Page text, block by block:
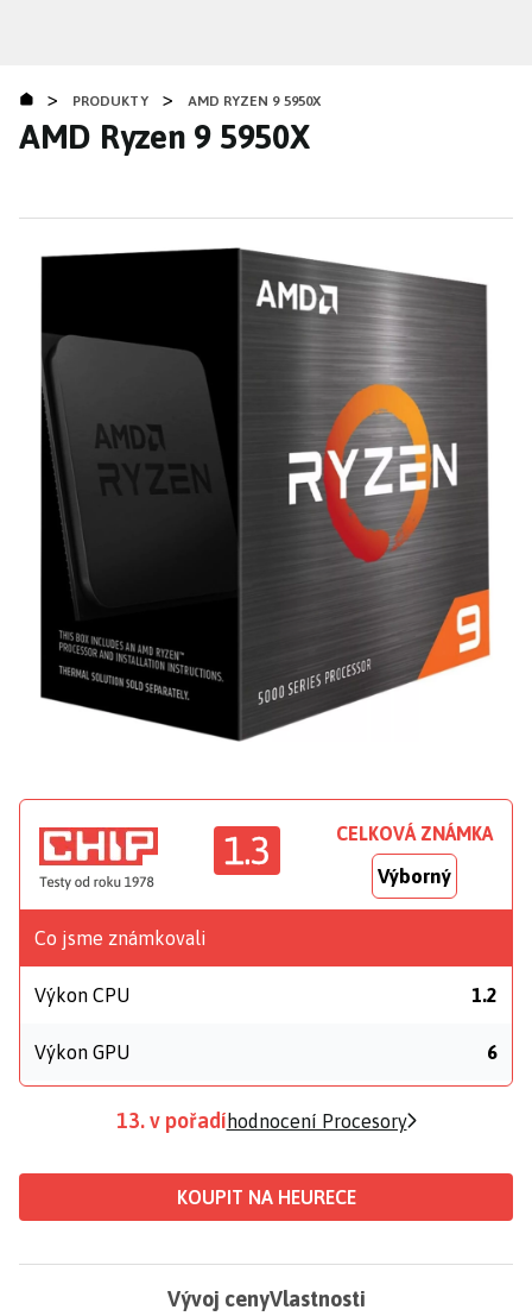
obsahu
> PRODUKTY > AMD RYZEN 9 5950X
AMD Ryzen 9 5950X
1.3 CELKOVÁ ZNÁMKA
Výborný
Co jsme známkovali
Výkon CPU 1.2
Výkon GPU 6
13. v pořadí hodnocení Procesory
KOUPIT NA HEURECE
Vývoj cenyVlastnosti